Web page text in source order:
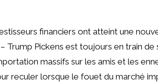
financiers ont atteint une
Trump Pickens est toujours en train de
massifs sur les amis et les
reculer lorsque le fouet du marché